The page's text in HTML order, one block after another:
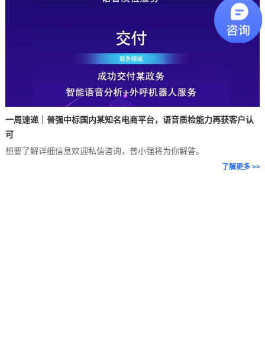
一周速递｜普强中标国内某知名电商平台，语音质检能力再获客户认
可
想要了解详细信息欢迎私信咨询，普小强将为你解答。
了解更多 >>